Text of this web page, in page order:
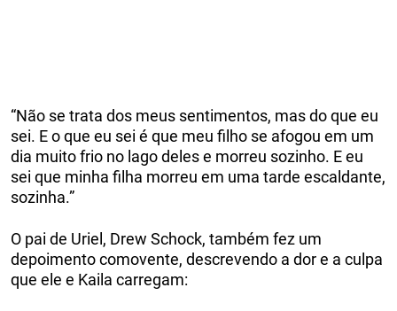
“Não se trata dos meus sentimentos, mas do que eu
sei. E o que eu sei é que meu filho se afogou em um
dia muito frio no lago deles e morreu sozinho. E eu
sei que minha filha morreu em uma tarde escaldante,
sozinha.”
O pai de Uriel, Drew Schock, também fez um
depoimento comovente, descrevendo a dor e a culpa
que ele e Kaila carregam: